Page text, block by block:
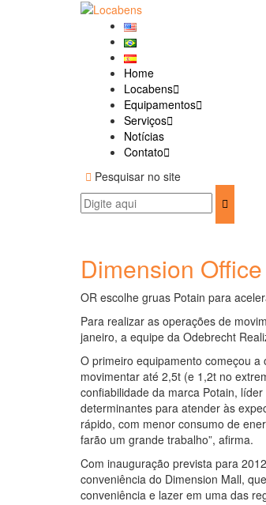
Home
Locabens
Equipamentos
Serviços
Notícias
Contato
Pesquisar no site
Procurar:
Dimension
OR escolhe gruas Potain para
Para realizar as operações de
janeiro, a equipe da Odebrecht
O primeiro equipamento começou
movimentar até 2,5t (e 1,2t no
confiabilidade da marca Potain,
determinantes para atender às
rápido, com menor consumo de
farão um grande trabalho”, afirma.
Com inauguração prevista para
conveniência do Dimension Mall,
conveniência e lazer em uma das